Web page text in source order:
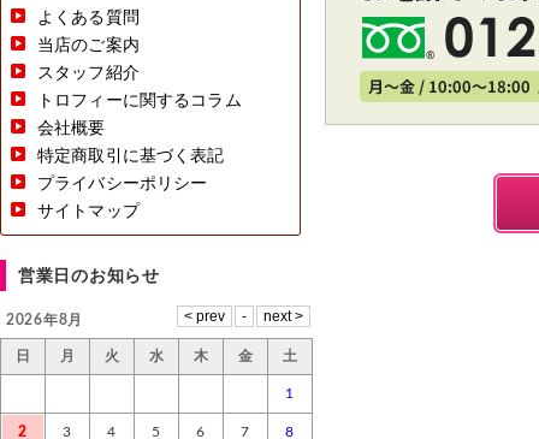
よくある質問
当店のご案内
スタッフ紹介
トロフィーに関するコラム
会社概要
特定商取引に基づく表記
プライバシーポリシー
サイトマップ
営業日のお知らせ
2026年8月
日 月 火 水 木 金 土
1
2 3 4 5 6 7 8